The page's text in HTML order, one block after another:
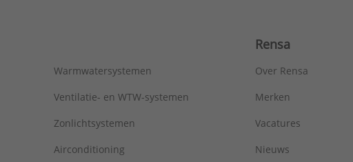
Warmwatersystemen
Ventilatie- en WTW-systemen
Zonlichtsystemen
Airconditioning
Rensa
Over Rensa
Merken
Vacatures
Nieuws